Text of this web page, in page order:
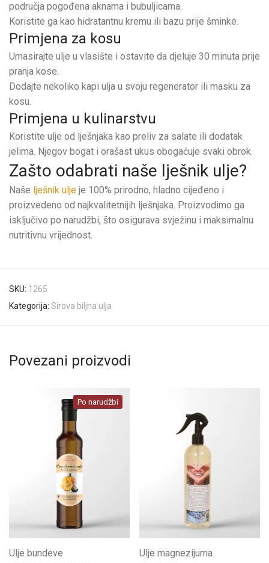
područja pogođena aknama i bubuljicama.
Koristite ga kao hidratantnu kremu ili bazu prije šminke.
Primjena za kosu
Umasirajte ulje u vlasište i ostavite da djeluje 30 minuta prije
pranja kose.
Dodajte nekoliko kapi ulja u svoju regenerator ili masku za
kosu.
Primjena u kulinarstvu
Koristite ulje od lješnjaka kao preliv za salate ili dodatak
jelima. Njegov bogat i orašast ukus obogaćuje svaki obrok.
Zašto odabrati naše lješnik ulje?
Naše lješnik ulje je 100% prirodno, hladno cijeđeno i
proizvedeno od najkvalitetnijih lješnjaka. Proizvodimo ga
isključivo po narudžbi, što osigurava svježinu i maksimalnu
nutritivnu vrijednost.
SKU: 1265
Kategorija: Sirova biljna ulja
Povezani proizvodi
Po narudžbi
Ulje bundeve Ulje magnezijuma